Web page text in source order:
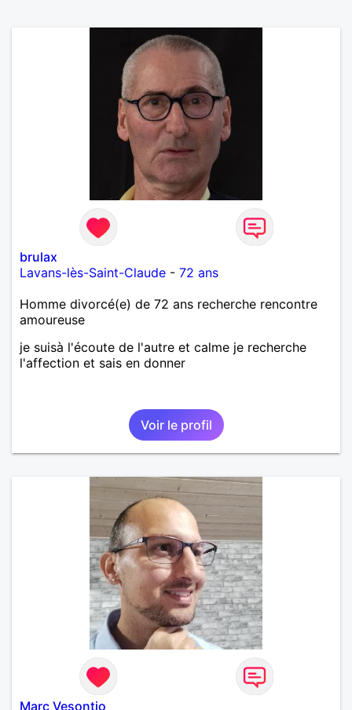
brulax
Lavans-lès-Saint-Claude - 72 ans
Homme divorcé(e) de 72 ans recherche rencontre
amoureuse
je suisà l'écoute de l'autre et calme je recherche
l'affection et sais en donner
Voir le profil
Marc Vesontio